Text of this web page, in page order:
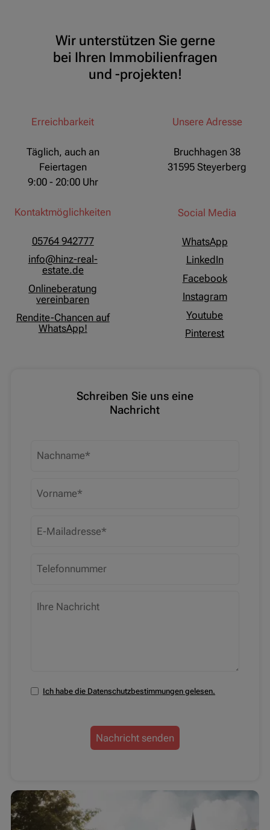
Wir unterstützen Sie gerne
bei Ihren Immobilienfragen
und -projekten!
Erreichbarkeit
Täglich, auch an
Feiertagen
9:00 - 20:00 Uhr
Kontaktmöglichkeiten
05764 942777
info@hinz-real-
estate.de
Onlineberatung
vereinbaren
Rendite-Chancen auf
WhatsApp!
Unsere Adresse
Bruchhagen 38
31595 Steyerberg
Social Media
WhatsApp
LinkedIn
Facebook
Instagram
Youtube
Pinterest
Schreiben Sie uns eine
Nachricht
Ich habe die Datenschutzbestimmungen gelesen.
Nachricht senden